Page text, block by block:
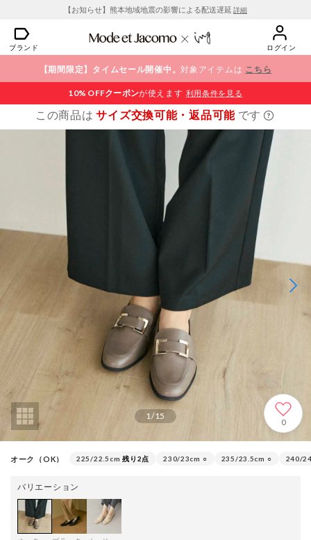
【お知らせ】熊本地域地震の影響による配送遅延 詳細
ブランド ログイン
【期間限定】タイムセール開催中。対象アイテムは こちら
10% OFFクーポンが使えます 利用条件を見る
この商品はサイズ交換可能・返品可能 です
1/15
0
オーク（OK） 225/22.5cm 残り2点 230/23cm ○ 235/23.5cm ○ 240/
バリエーション